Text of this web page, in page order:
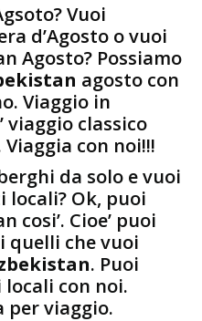
Vuoi
d’Agosto o vuoi
Agosto? Possiamo
agosto con
Viaggio in
viaggio classico
con noi!!!
da solo e vuoi
Ok, puoi
cosi’. Cioe’ puoi
che vuoi
. Puoi
con noi.
per viaggio.